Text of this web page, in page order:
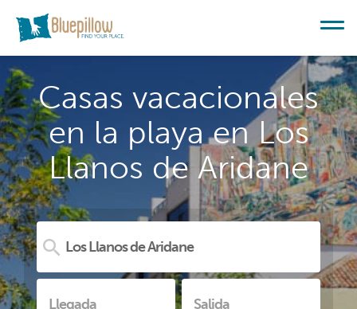
Casas vacacionales
en la playa en Los
Llanos de Aridane